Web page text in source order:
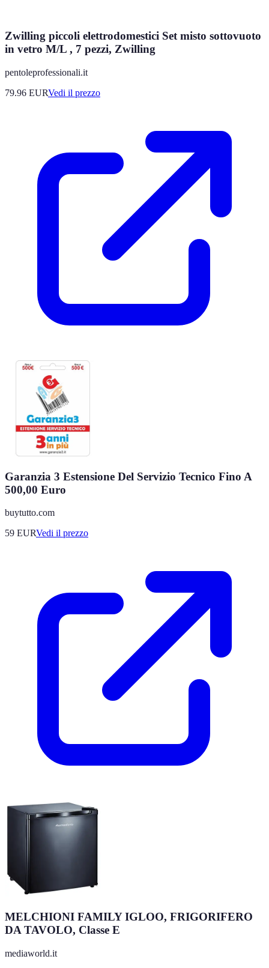
Zwilling piccoli elettrodomestici Set misto sottovuoto
in vetro M/L , 7 pezzi, Zwilling
pentoleprofessionali.it
79.96 EURVedi il prezzo
Garanzia 3 Estensione Del Servizio Tecnico Fino A
500,00 Euro
buytutto.com
59 EURVedi il prezzo
MELCHIONI FAMILY IGLOO, FRIGORIFERO
DA TAVOLO, Classe E
mediaworld.it